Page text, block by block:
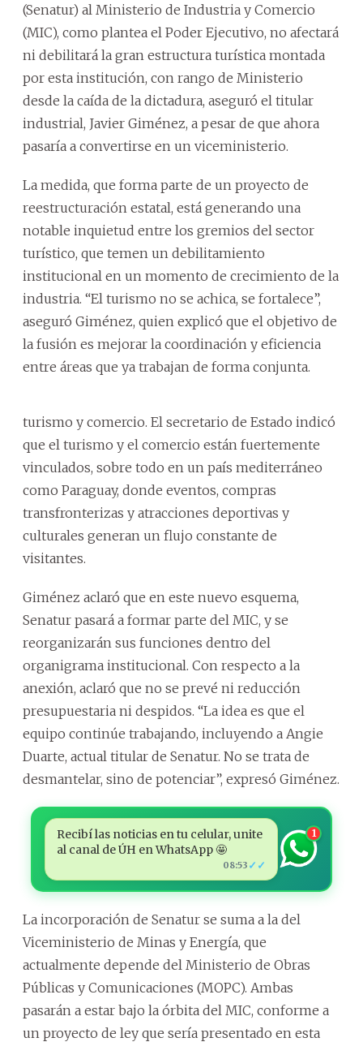
(Senatur) al Ministerio de Industria y Comercio
(MIC), como plantea el Poder Ejecutivo, no afectará
ni debilitará la gran estructura turística montada
por esta institución, con rango de Ministerio
desde la caída de la dictadura, aseguró el titular
industrial, Javier Giménez, a pesar de que ahora
pasaría a convertirse en un viceministerio.
La medida, que forma parte de un proyecto de
reestructuración estatal, está generando una
notable inquietud entre los gremios del sector
turístico, que temen un debilitamiento
institucional en un momento de crecimiento de la
industria. “El turismo no se achica, se fortalece”,
aseguró Giménez, quien explicó que el objetivo de
la fusión es mejorar la coordinación y eficiencia
entre áreas que ya trabajan de forma conjunta.
turismo y comercio. El secretario de Estado indicó
que el turismo y el comercio están fuertemente
vinculados, sobre todo en un país mediterráneo
como Paraguay, donde eventos, compras
transfronterizas y atracciones deportivas y
culturales generan un flujo constante de
visitantes.
Giménez aclaró que en este nuevo esquema,
Senatur pasará a formar parte del MIC, y se
reorganizarán sus funciones dentro del
organigrama institucional. Con respecto a la
anexión, aclaró que no se prevé ni reducción
presupuestaria ni despidos. “La idea es que el
equipo continúe trabajando, incluyendo a Angie
Duarte, actual titular de Senatur. No se trata de
desmantelar, sino de potenciar”, expresó Giménez.
Recibí las noticias en tu celular, unite
al canal de ÚH en WhatsApp 🤩
08:53 ✓✓
1
La incorporación de Senatur se suma a la del
Viceministerio de Minas y Energía, que
actualmente depende del Ministerio de Obras
Públicas y Comunicaciones (MOPC). Ambas
pasarán a estar bajo la órbita del MIC, conforme a
un proyecto de ley que sería presentado en esta